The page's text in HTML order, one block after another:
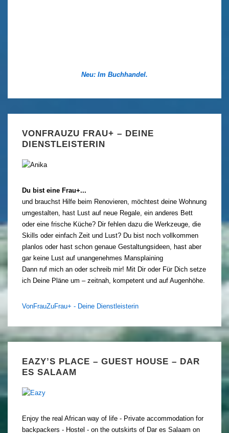
Neu: Im Buchhandel.
VONFRAUZU FRAU+ – DEINE
DIENSTLEISTERIN
Du bist eine Frau+...
und brauchst Hilfe beim Renovieren, möchtest deine Wohnung
umgestalten, hast Lust auf neue Regale, ein anderes Bett
oder eine frische Küche? Dir fehlen dazu die Werkzeuge, die
Skills oder einfach Zeit und Lust? Du bist noch vollkommen
planlos oder hast schon genaue Gestaltungsideen, hast aber
gar keine Lust auf unangenehmes Mansplaining
Dann ruf mich an oder schreib mir! Mit Dir oder Für Dich setze
ich Deine Pläne um – zeitnah, kompetent und auf Augenhöhe.
VonFrauZuFrau+ - Deine Dienstleisterin
EAZY’S PLACE – GUEST HOUSE – DAR
ES SALAAM
Enjoy the real African way of life - Private accommodation for
backpackers - Hostel - on the outskirts of Dar es Salaam on